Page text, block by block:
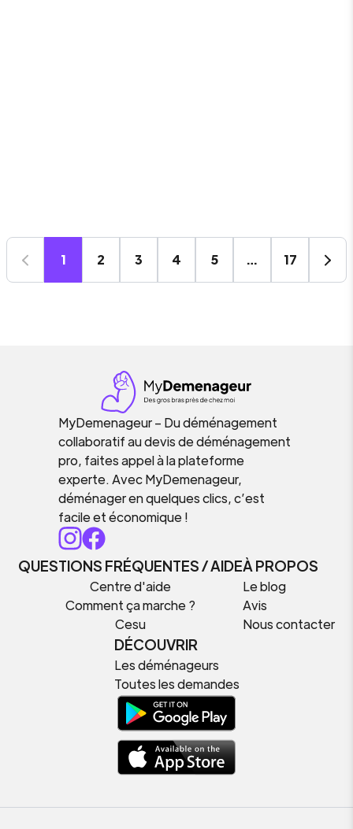
1 2 3 4 5 … 17
MyDemenageur – Du déménagement
collaboratif au devis de déménagement
pro, faites appel à la plateforme
experte. Avec MyDemenageur,
déménager en quelques clics, c’est
facile et économique !
QUESTIONS FRÉQUENTES / AIDE
Centre d'aide
Comment ça marche ?
Cesu
À PROPOS
Le blog
Avis
Nous contacter
DÉCOUVRIR
Les déménageurs
Toutes les demandes